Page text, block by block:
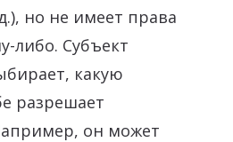
но не имеет права
либо. Субъект
какую
разрешает
он может